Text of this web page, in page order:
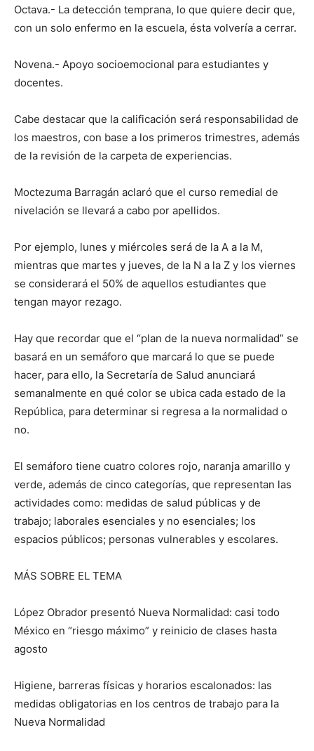
Octava.- La detección temprana, lo que quiere decir que,
con un solo enfermo en la escuela, ésta volvería a cerrar.
Novena.- Apoyo socioemocional para estudiantes y
docentes.
Cabe destacar que la calificación será responsabilidad de
los maestros, con base a los primeros trimestres, además
de la revisión de la carpeta de experiencias.
Moctezuma Barragán aclaró que el curso remedial de
nivelación se llevará a cabo por apellidos.
Por ejemplo, lunes y miércoles será de la A a la M,
mientras que martes y jueves, de la N a la Z y los viernes
se considerará el 50% de aquellos estudiantes que
tengan mayor rezago.
Hay que recordar que el “plan de la nueva normalidad” se
basará en un semáforo que marcará lo que se puede
hacer, para ello, la Secretaría de Salud anunciará
semanalmente en qué color se ubica cada estado de la
República, para determinar si regresa a la normalidad o
no.
El semáforo tiene cuatro colores rojo, naranja amarillo y
verde, además de cinco categorías, que representan las
actividades como: medidas de salud públicas y de
trabajo; laborales esenciales y no esenciales; los
espacios públicos; personas vulnerables y escolares.
MÁS SOBRE EL TEMA
López Obrador presentó Nueva Normalidad: casi todo
México en “riesgo máximo” y reinicio de clases hasta
agosto
Higiene, barreras físicas y horarios escalonados: las
medidas obligatorias en los centros de trabajo para la
Nueva Normalidad